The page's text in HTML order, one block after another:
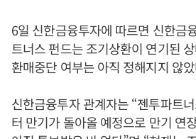
6일 신한금융투자에 따르면 신한금
트너스 펀드는 조기상환이 연기된
환매중단 여부는 아직 정해지지 않
신한금융투자 관계자는 “젠투파트
터 만기가 돌아올 예정으로 만기 연